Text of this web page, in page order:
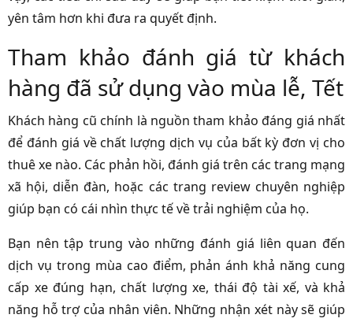
yên tâm hơn khi đưa ra quyết định.
Tham khảo đánh giá từ khách
hàng đã sử dụng vào mùa lễ, Tết
Khách hàng cũ chính là nguồn tham khảo đáng giá nhất
để đánh giá về chất lượng dịch vụ của bất kỳ đơn vị cho
thuê xe nào. Các phản hồi, đánh giá trên các trang mạng
xã hội, diễn đàn, hoặc các trang review chuyên nghiệp
giúp bạn có cái nhìn thực tế về trải nghiệm của họ.
Bạn nên tập trung vào những đánh giá liên quan đến
dịch vụ trong mùa cao điểm, phản ánh khả năng cung
cấp xe đúng hạn, chất lượng xe, thái độ tài xế, và khả
năng hỗ trợ của nhân viên. Những nhận xét này sẽ giúp